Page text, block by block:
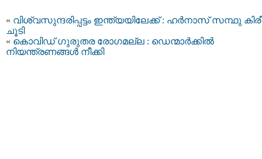
« വിശ്വസുന്ദരിപ്പട്ടം ഇന്ത്യയിലേക്ക് : ഹര്‍നാസ് സന്ഥു
ചൂടി
« കൊവിഡ് ഗുരുതര രോഗമല്ല : ഡെന്മാർക്കിൽ
നിയന്ത്രണങ്ങള്‍ നീക്കി